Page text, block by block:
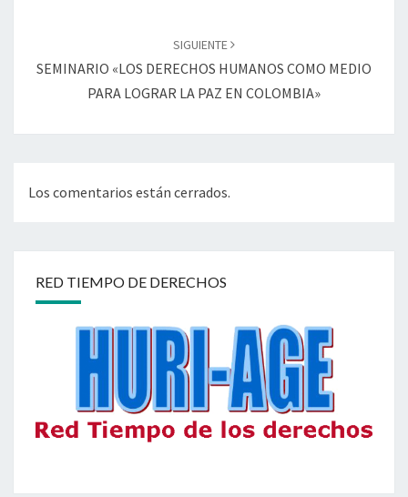
SIGUIENTE
SEMINARIO «LOS DERECHOS HUMANOS COMO MEDIO
PARA LOGRAR LA PAZ EN COLOMBIA»
Los comentarios están cerrados.
RED TIEMPO DE DERECHOS